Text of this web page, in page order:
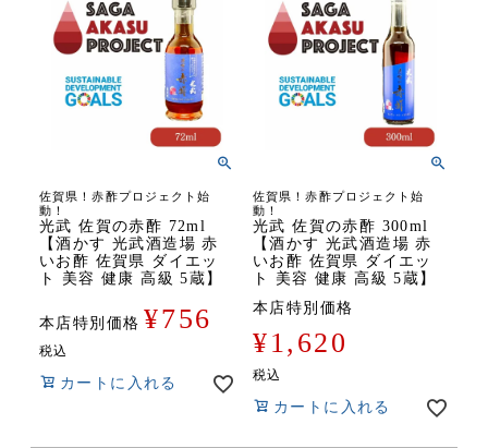
佐賀県！赤酢プロジェクト始
動！
光武 佐賀の赤酢 72ml
【酒かす 光武酒造場 赤
いお酢 佐賀県 ダイエッ
ト 美容 健康 高級 5蔵】
本店特別価格 ¥756
税込
カートに入れる
佐賀県！赤酢プロジェクト始
動！
光武 佐賀の赤酢 300ml
【酒かす 光武酒造場 赤
いお酢 佐賀県 ダイエッ
ト 美容 健康 高級 5蔵】
本店特別価格
¥1,620
税込
カートに入れる